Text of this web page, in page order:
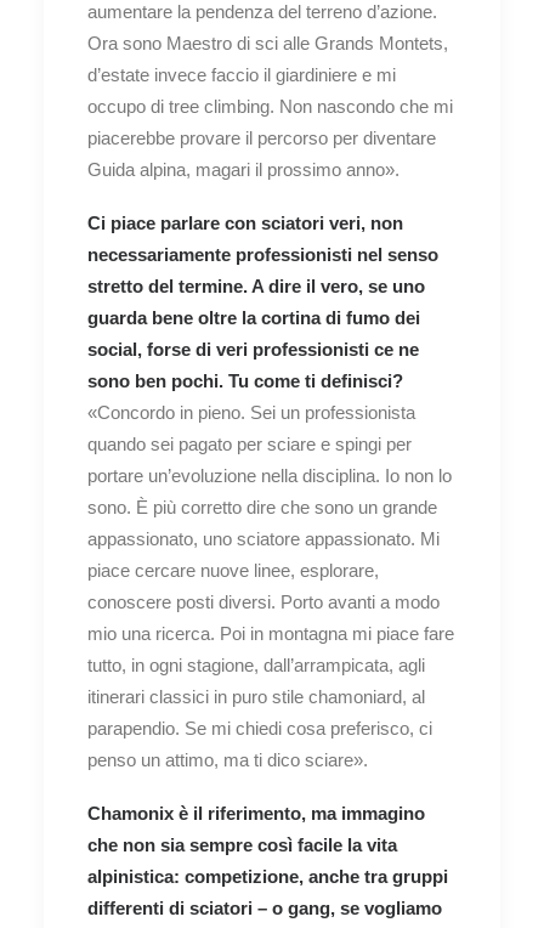
aumentare la pendenza del terreno d’azione.
Ora sono Maestro di sci alle Grands Montets,
d’estate invece faccio il giardiniere e mi
occupo di tree climbing. Non nascondo che mi
piacerebbe provare il percorso per diventare
Guida alpina, magari il prossimo anno».
Ci piace parlare con sciatori veri, non
necessariamente professionisti nel senso
stretto del termine. A dire il vero, se uno
guarda bene oltre la cortina di fumo dei
social, forse di veri professionisti ce ne
sono ben pochi. Tu come ti definisci?
«Concordo in pieno. Sei un professionista
quando sei pagato per sciare e spingi per
portare un’evoluzione nella disciplina. Io non lo
sono. È più corretto dire che sono un grande
appassionato, uno sciatore appassionato. Mi
piace cercare nuove linee, esplorare,
conoscere posti diversi. Porto avanti a modo
mio una ricerca. Poi in montagna mi piace fare
tutto, in ogni stagione, dall’arrampicata, agli
itinerari classici in puro stile chamoniard, al
parapendio. Se mi chiedi cosa preferisco, ci
penso un attimo, ma ti dico sciare».
Chamonix è il riferimento, ma immagino
che non sia sempre così facile la vita
alpinistica: competizione, anche tra gruppi
differenti di sciatori – o gang, se vogliamo